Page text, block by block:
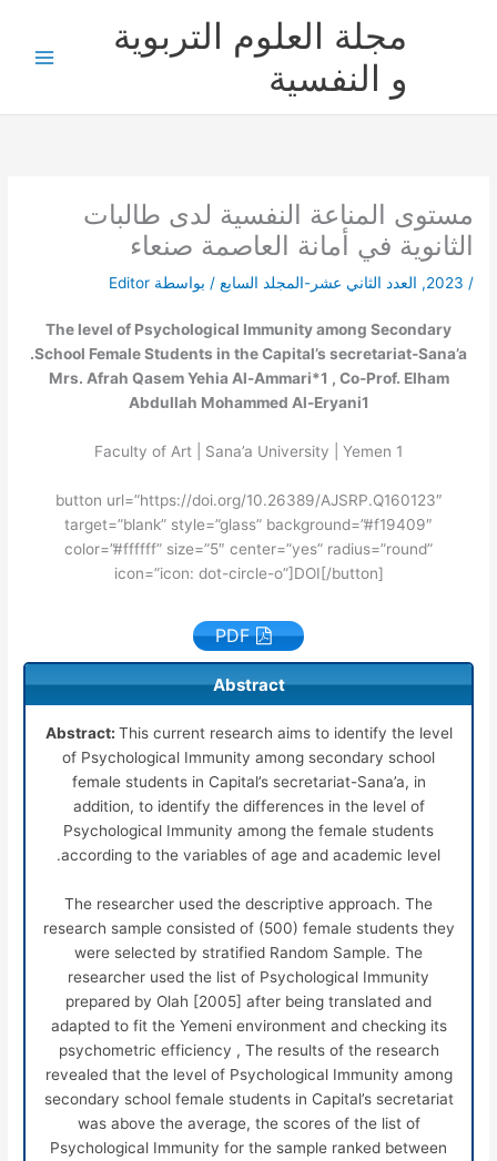
مجلة العلوم التربوية
و النفسية
مستوى المناعة النفسية لدى طالبات
الثانوية في أمانة العاصمة صنعاء
/
2023
, العدد الثاني عشر-المجلد السابع / بواسطة Editor
The level of Psychological Immunity among Secondary
School Female Students in the Capital’s secretariat-Sana’a.
Mrs. Afrah Qasem Yehia Al-Ammari*1 , Co-Prof. Elham
Abdullah Mohammed Al-Eryani1
1
button url=”https://doi.org/10.26389/AJSRP.Q160123″
target=”blank” style=”glass” background=”#f19409″
color=”#ffffff” size=”5″ center=”yes” radius=”round”
icon=”icon: dot-circle-o”]DOI[/button]
PDF
Abstract
Abstract: This current research aims to identify the level
of Psychological Immunity among secondary school
female students in Capital’s secretariat-Sana’a, in
addition, to identify the differences in the level of
Psychological Immunity among the female students
according to the variables of age and academic level.
The researcher used the descriptive approach. The
research sample consisted of (500) female students they
were selected by stratified Random Sample. The
researcher used the list of Psychological Immunity
prepared by Olah [2005] after being translated and
adapted to fit the Yemeni environment and checking its
psychometric efficiency , The results of the research
revealed that the level of Psychological Immunity among
secondary school female students in Capital’s secretariat
was above the average, the scores of the list of
Psychological Immunity for the sample ranked between